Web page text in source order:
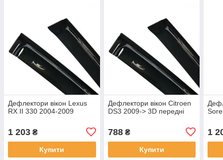
Дефлектори вікон Lexus
RX II 330 2004-2009
1 203 ₴
Купити
Дефлектори вікон Citroen
DS3 2009-> 3D передні
788₴
Купити
1